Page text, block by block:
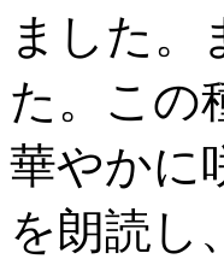
ました。
た。この
華やかに
を朗読し